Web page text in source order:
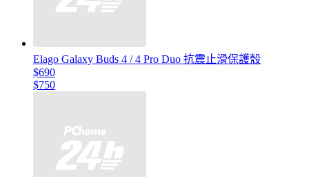
Elago Galaxy Buds 4 / 4 Pro Duo 抗震止滑保護殼
$690
$750